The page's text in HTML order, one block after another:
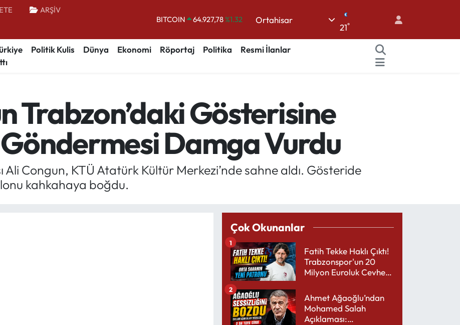
ARŞİV
BITCOIN 64.927,78%1.32
DOLAR
47,5894%0.08
EURO
55,0398%-0.02
BİST100
13.703%11
Ortahisar
21°
Politik Kulis Dünya Ekonomi Röportaj Politika
Resmi İlanlar
Trabzon’daki Gösterisine
Damga Vurdu
Ali Congun, KTÜ Atatürk Kültür Merkezi’nde sahne aldı. Gösteride
kahkahaya boğdu.
Çok Okunanlar
Fatih Tekke Haklı Çıktı!
Trabzonspor'un 20
Milyon Euroluk Cevheri
1
Ahmet Ağaoğlu’ndan
Mohamed Salah
Açıklaması:
2